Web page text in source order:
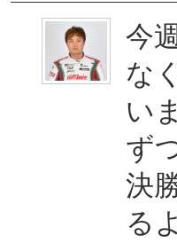
今
な
い
ず
決
る